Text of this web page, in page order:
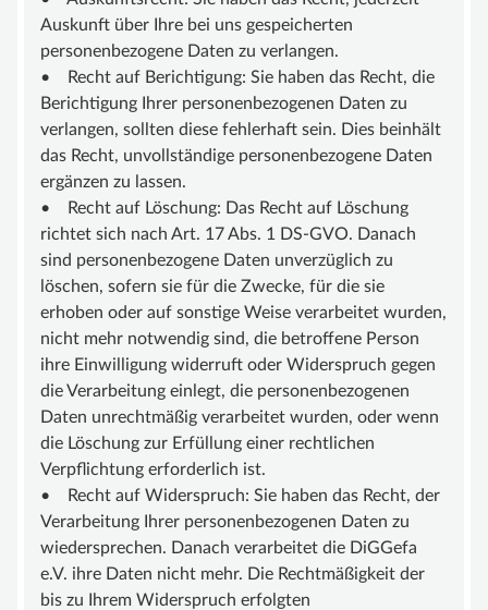
Auskunft über Ihre bei uns gespeicherten
personenbezogene Daten zu verlangen.
• Recht auf Berichtigung: Sie haben das Recht, die
Berichtigung Ihrer personenbezogenen Daten zu
verlangen, sollten diese fehlerhaft sein. Dies beinhält
das Recht, unvollständige personenbezogene Daten
ergänzen zu lassen.
• Recht auf Löschung: Das Recht auf Löschung
richtet sich nach Art. 17 Abs. 1 DS-GVO. Danach
sind personenbezogene Daten unverzüglich zu
löschen, sofern sie für die Zwecke, für die sie
erhoben oder auf sonstige Weise verarbeitet wurden,
nicht mehr notwendig sind, die betroffene Person
ihre Einwilligung widerruft oder Widerspruch gegen
die Verarbeitung einlegt, die personenbezogenen
Daten unrechtmäßig verarbeitet wurden, oder wenn
die Löschung zur Erfüllung einer rechtlichen
Verpflichtung erforderlich ist.
• Recht auf Widerspruch: Sie haben das Recht, der
Verarbeitung Ihrer personenbezogenen Daten zu
wiedersprechen. Danach verarbeitet die DiGGefa
e.V. ihre Daten nicht mehr. Die Rechtmäßigkeit der
bis zu Ihrem Widerspruch erfolgten